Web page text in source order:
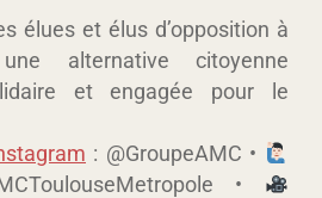
élues et élus d’opposition à
alternative citoyenne
et engagée pour le
: @GroupeAMC •
•